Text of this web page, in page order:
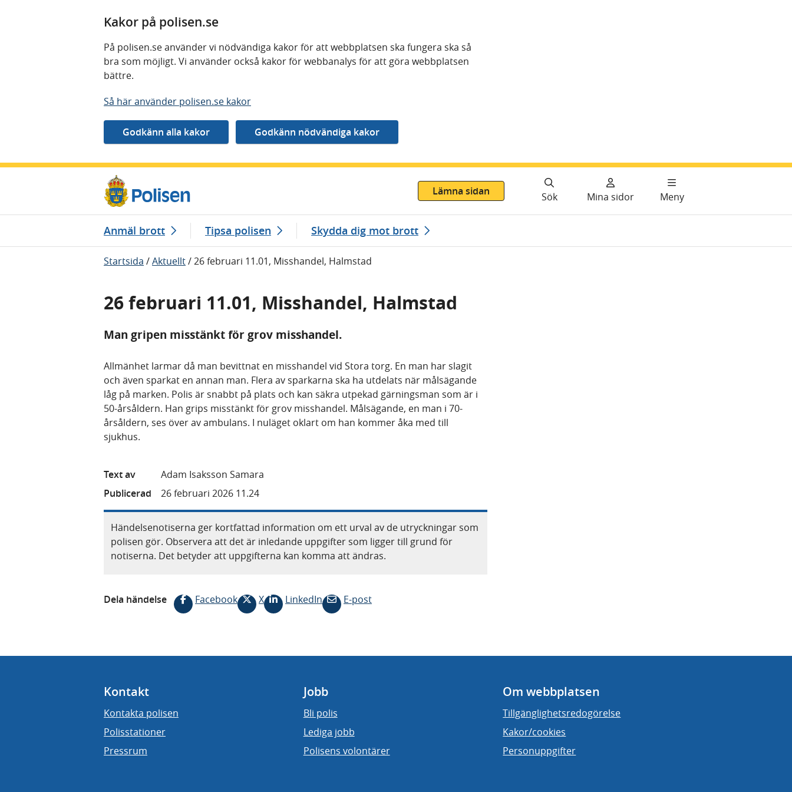
Kakor på polisen.se
På polisen.se använder vi nödvändiga kakor för att webbplatsen ska fungera ska så
bra som möjligt. Vi använder också kakor för webbanalys för att göra webbplatsen
bättre.
Så här använder polisen.se kakor
Lämna sidan
Sök Mina sidor Meny
Anmäl brott Tipsa polisen Skydda dig mot brott
Startsida /Aktuellt/26 februari 11.01, Misshandel, Halmstad
26 februari 11.01, Misshandel, Halmstad
Man gripen misstänkt för grov misshandel.
Allmänhet larmar då man bevittnat en misshandel vid Stora torg. En man har slagit
och även sparkat en annan man. Flera av sparkarna ska ha utdelats när målsägande
låg på marken. Polis är snabbt på plats och kan säkra utpekad gärningsman som är i
50-årsåldern. Han grips misstänkt för grov misshandel. Målsägande, en man i 70-
årsåldern, ses över av ambulans. I nuläget oklart om han kommer åka med till
sjukhus.
Text av
Adam Isaksson Samara
Publicerad
26 februari 2026 11.24
Händelsenotiserna ger kortfattad information om ett urval av de utryckningar som
polisen gör. Observera att det är inledande uppgifter som ligger till grund för
notiserna. Det betyder att uppgifterna kan komma att ändras.
Dela händelse Facebook X LinkedIn E-post
Kontakt
Kontakta polisen
Polisstationer
Pressrum
Jobb
Bli polis
Lediga jobb
Polisens volontärer
Om webbplatsen
Tillgänglighetsredogörelse
Kakor/cookies
Personuppgifter